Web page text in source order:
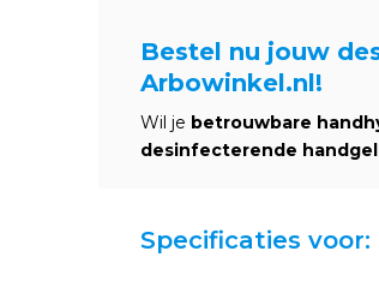
Bestel nu jouw
Arbowinkel.nl!
Wil je betrouwbare
desinfecterende handgel
Specificaties